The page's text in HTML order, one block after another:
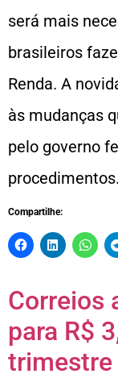
será mais
brasileiros
Renda. A
às mudanças
pelo governo
Compartilhe:
Correios
para R$
trimestre